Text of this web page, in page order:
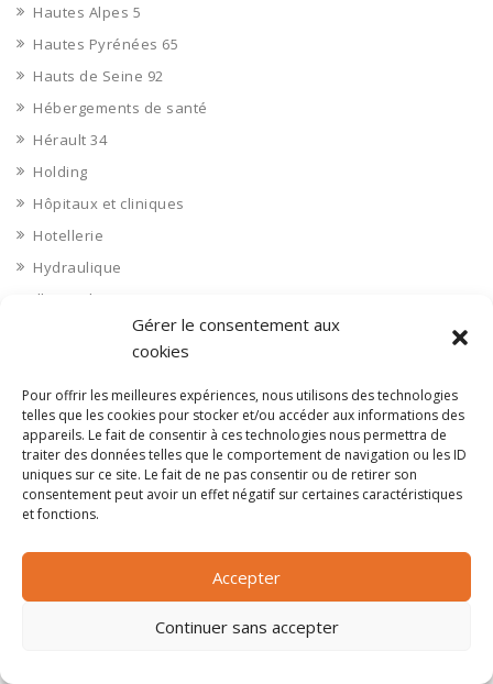
Gérer le consentement aux
cookies
Pour offrir les meilleures expériences, nous utilisons des technologies
telles que les cookies pour stocker et/ou accéder aux informations des
appareils. Le fait de consentir à ces technologies nous permettra de
traiter des données telles que le comportement de navigation ou les ID
uniques sur ce site. Le fait de ne pas consentir ou de retirer son
consentement peut avoir un effet négatif sur certaines caractéristiques
et fonctions.
Accepter
Continuer sans accepter
Hautes Alpes 5
Hautes Pyrénées 65
Hauts de Seine 92
Hébergements de santé
Hérault 34
Holding
Hôpitaux et cliniques
Hotellerie
Hydraulique
Ille et Vilaine 35
Immobilier aménagement
Immobilier aménageurs
Immobilier commerces
Immobilier de bureaux
Immobilier industriel
Immobilier logements
Impression 3D
Imprimerie